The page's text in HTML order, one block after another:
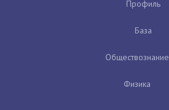
Профиль
База
Обществознание
Физика